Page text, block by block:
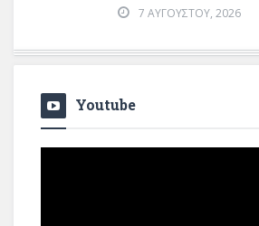
7 ΑΥΓΟΎΣΤΟΥ, 2026
Youtube